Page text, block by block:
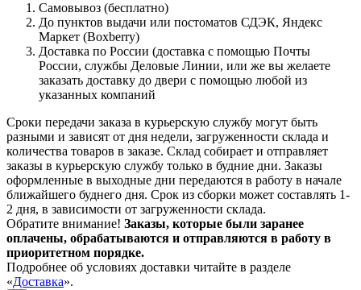
Самовывоз (бесплатно)
До пунктов выдачи или постоматов СДЭК, Яндекс
Маркет (Boxberry)
Доставка по России (доставка с помощью Почты
России, службы Деловые Линии, или же вы желаете
заказать доставку до двери с помощью любой из
указанных компаний
Сроки передачи заказа в курьерскую службу могут быть
разными и зависят от дня недели, загруженности склада и
количества товаров в заказе. Склад собирает и отправляет
заказы в курьерскую службу только в будние дни. Заказы
оформленные в выходные дни передаются в работу в начале
ближайшего буднего дня. Срок из сборки может составлять 1-
2 дня, в зависимости от загруженности склада.
Обратите внимание! Заказы, которые были заранее
оплачены, обрабатываются и отправляются в работу в
приоритетном порядке.
Подробнее об условиях доставки читайте в разделе
«Доставка».